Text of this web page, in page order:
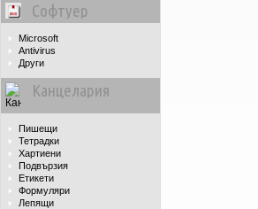
Софтуер
Microsoft
Antivirus
Други
Канцелария
Пишещи
Тетрадки
Хартиени
Подвързия
Етикети
Формуляри
Лепящи